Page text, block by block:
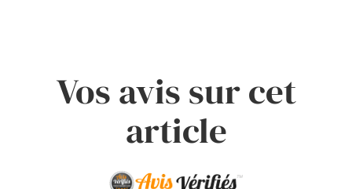
Vos avis sur cet
article